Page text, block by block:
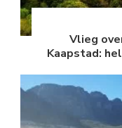
Vlieg
Kaapstad: